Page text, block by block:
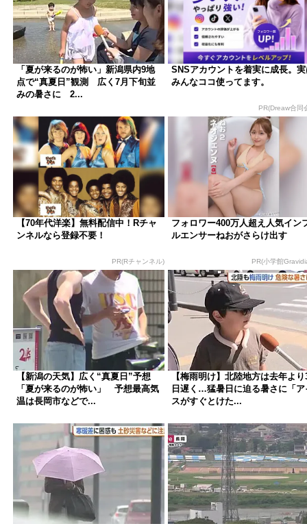
「夏が来るのが怖い」新潟県内9地
点で“真夏日”観測 広く7月下旬並
みの暑さに 2...
SNSアカウントを着実に成長。
みんなココ使ってます。
PR(Dreaw合同
【70年代洋楽】無料配信中！Rチャ
ンネルなら登録不要！
PR(Rチャンネル)
フォロワー400万人超え人気イン
ルエンサーねおがさらけ出す
PR(小学館
【新潟の天気】広く“真夏日”予想
「夏が来るのが怖い」 予想最高気
温は長岡市などで...
【梅雨明け】北陸地方は去年より
日遅く…猛暑日に迫る暑さに「ア
スがすぐとけた...